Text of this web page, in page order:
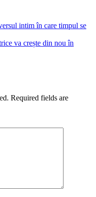
intim în care timpul se
va crește din nou în
Required fields are